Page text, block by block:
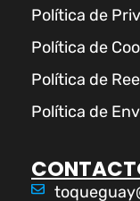
Política de
Política de
Política de
Política de